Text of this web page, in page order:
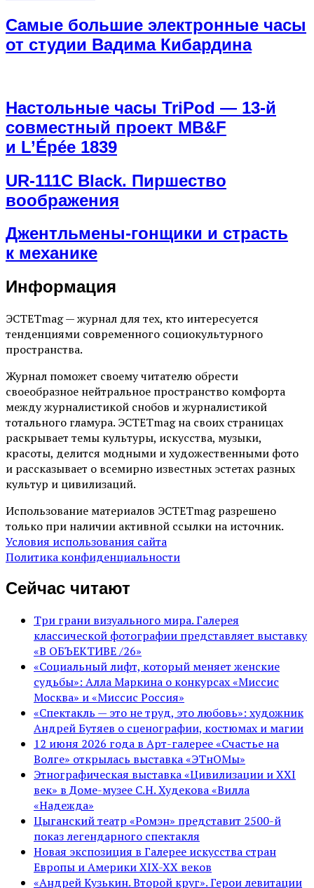
Cамые большие электронные часы
от студии Вадима Кибардина
Настольные часы TriPod — 13-й
совместный проект MB&F
и L’Épée 1839
UR-111C Black. Пиршество
воображения
Джентльмены-гонщики и страсть
к механике
Информация
ЭСТЕТmag — журнал для тех, кто интересуется
тенденциями современного социокультурного
пространства.
Журнал поможет своему читателю обрести
своеобразное нейтральное пространство комфорта
между журналистикой снобов и журналистикой
тотального гламура. ЭСТЕТmag на своих страницах
раскрывает темы культуры, искусства, музыки,
красоты, делится модными и художественными фото
и рассказывает о всемирно известных эстетах разных
культур и цивилизаций.
Использование материалов ЭСТЕТmag разрешено
только при наличии активной ссылки на источник.
Условия использования сайта
Политика конфиденциальности
Сейчас читают
Три грани визуального мира. Галерея
классической фотографии представляет выставку
«В ОБЪЕКТИВЕ /26»
«Социальный лифт, который меняет женские
судьбы»: Алла Маркина о конкурсах «Миссис
Москва» и «Миссис Россия»
«Спектакль — это не труд, это любовь»: художник
Андрей Бутяев о сценографии, костюмах и магии
12 июня 2026 года в Арт-галерее «Счастье на
Волге» открылась выставка «ЭТнОМы»
Этнографическая выставка «Цивилизации и ХХI
век» в Доме-музее С.Н. Худекова «Вилла
«Надежда»
Цыганский театр «Ромэн» представит 2500-й
показ легендарного спектакля
Новая экспозиция в Галерее искусства стран
Европы и Америки XIX-XX веков
«Андрей Кузькин. Второй круг». Герои левитации